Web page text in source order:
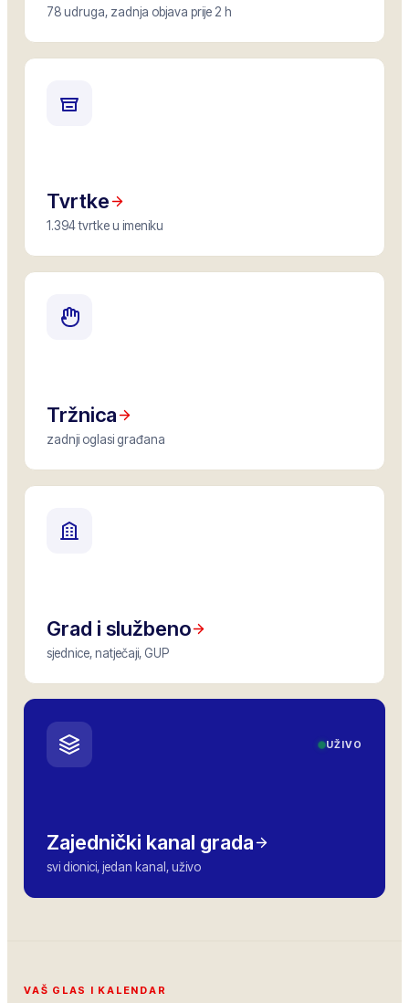
78 udruga, zadnja objava prije 2 h
Tvrtke
1.394 tvrtke u imeniku
Tržnica
zadnji oglasi građana
Grad i službeno
sjednice, natječaji, GUP
UŽIVO
Zajednički kanal grada
svi dionici, jedan kanal, uživo
VAŠ GLAS I KALENDAR